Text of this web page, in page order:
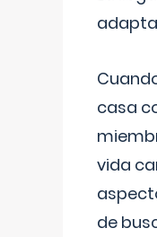
casa
vida
de